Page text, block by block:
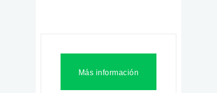
Más información